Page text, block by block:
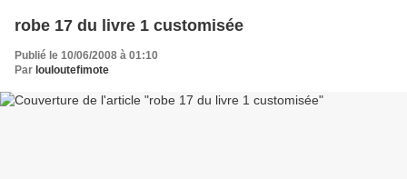
robe 17 du livre 1 customisée
Publié le 10/06/2008 à 01:10
Par louloutefimote